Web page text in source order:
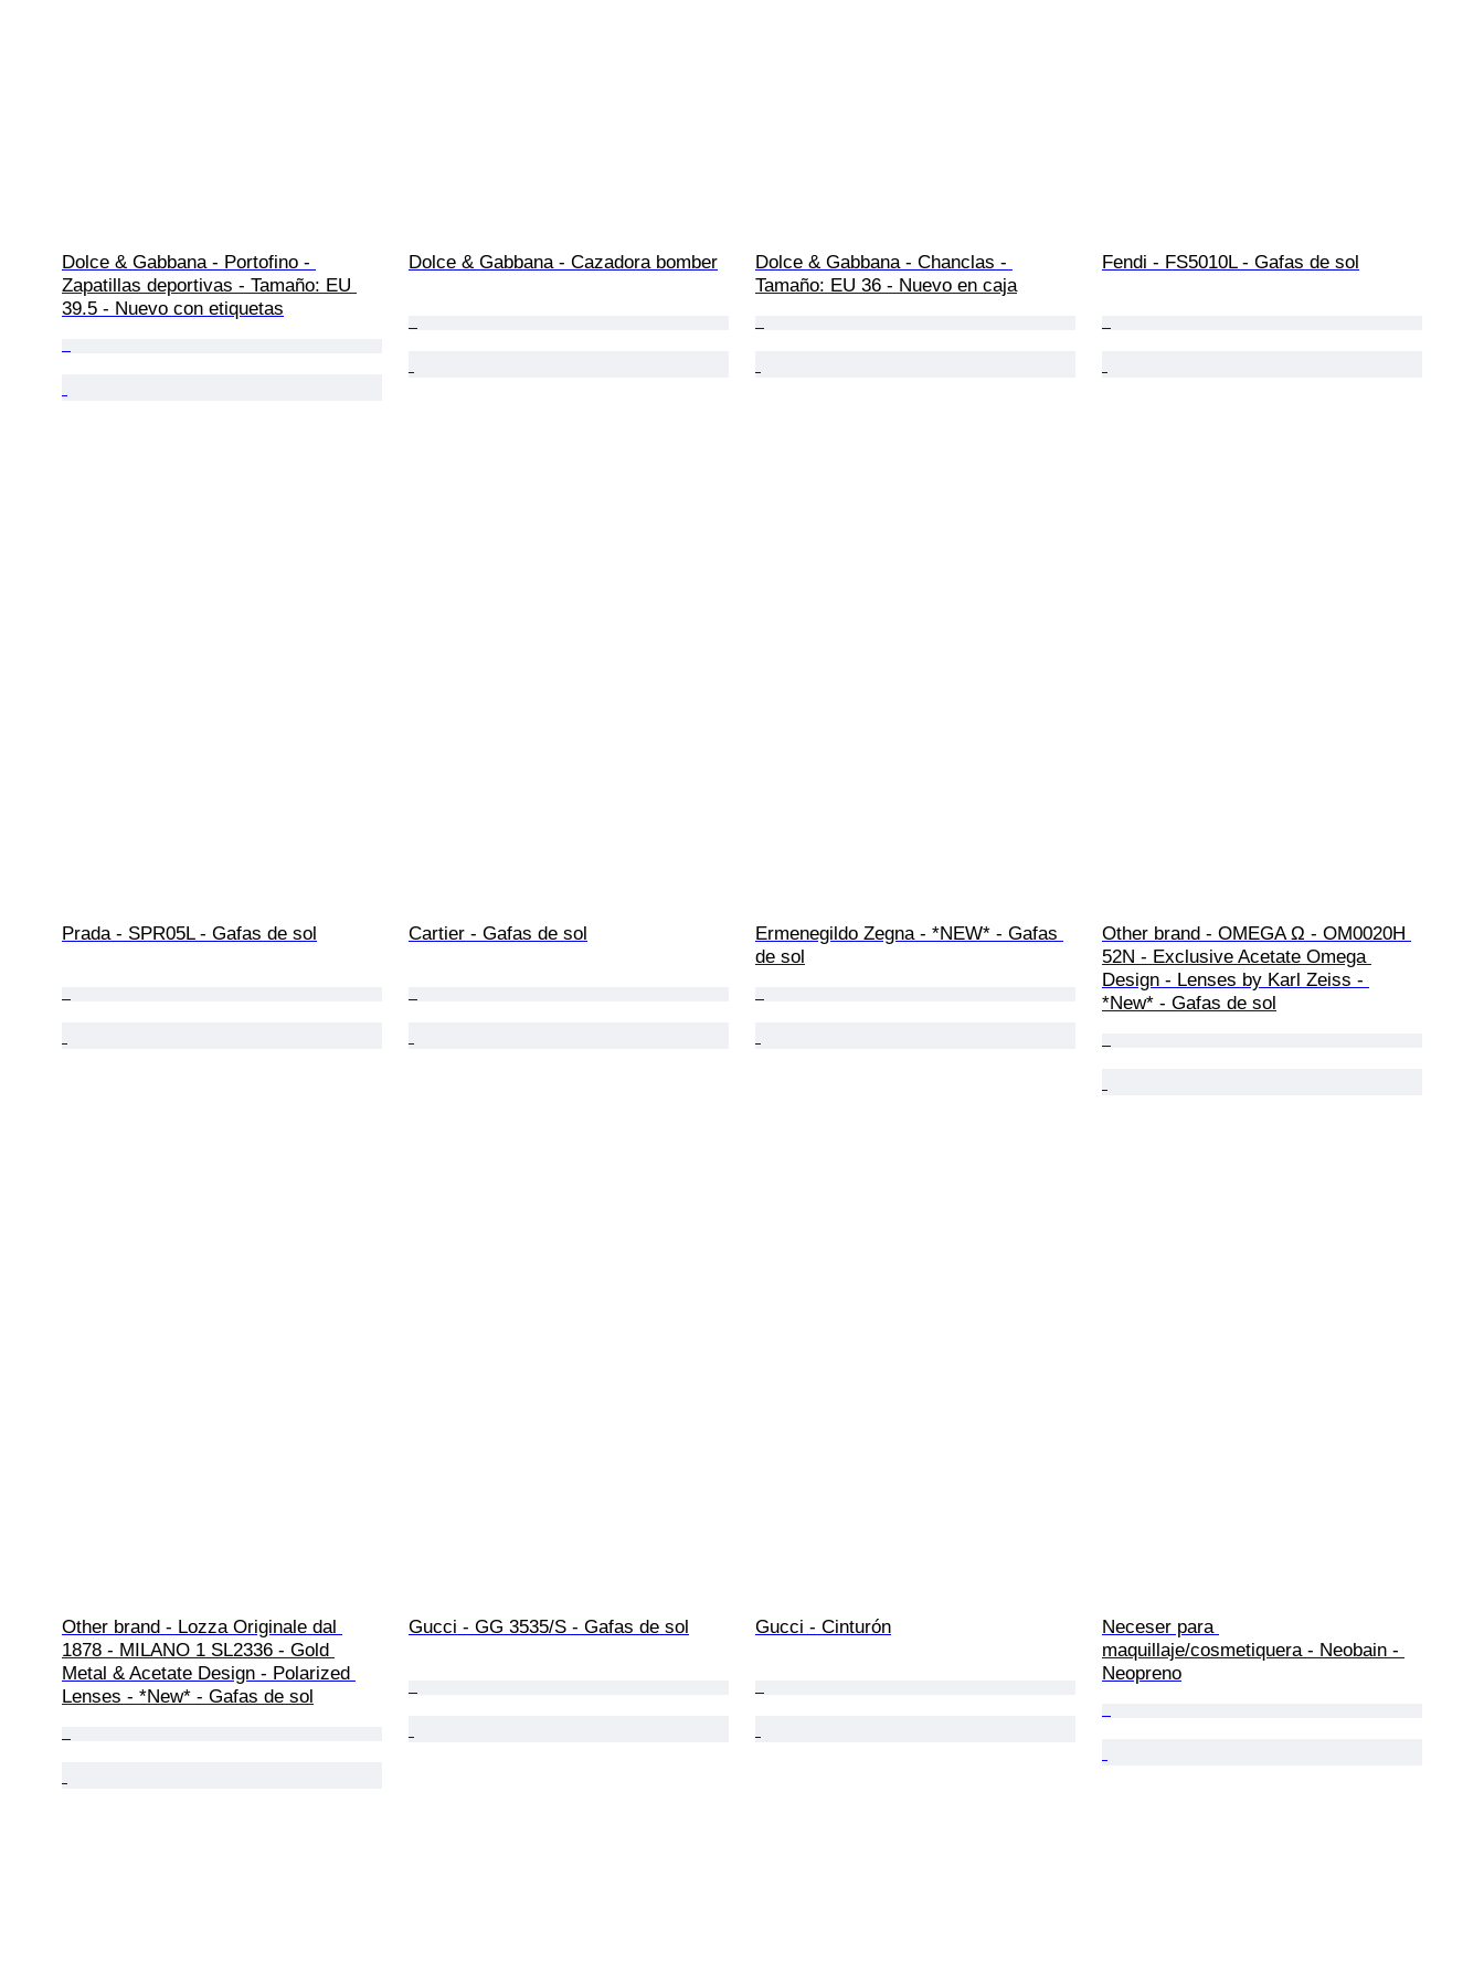
Dolce & Gabbana - Portofino -
Zapatillas deportivas - Tamaño: EU
39.5 - Nuevo con etiquetas
Dolce & Gabbana - Cazadora bomber
Dolce & Gabbana - Chanclas -
Tamaño: EU 36 - Nuevo en caja
Fendi - FS5010L - Gafas de sol
Prada - SPR05L - Gafas de sol Cartier - Gafas de sol
Ermenegildo Zegna - *NEW* - Gafas
de sol
Other brand - OMEGA Ω - OM0020H
52N - Exclusive Acetate Omega
Design - Lenses by Karl Zeiss -
*New* - Gafas de sol
Other brand - Lozza Originale dal
1878 - MILANO 1 SL2336 - Gold
Metal & Acetate Design - Polarized
Lenses - *New* - Gafas de sol
Gucci - GG 3535/S - Gafas de sol Gucci - Cinturón
Neceser para
maquillaje/cosmetiquera - Neobain -
Neopreno